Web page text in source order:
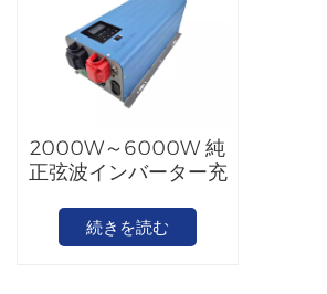
2000W～6000W 純
正弦波インバーター充
続きを読む